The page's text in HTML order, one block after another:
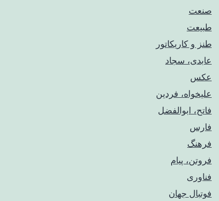
صنعت
طبیعت
طنز و کاریکاتور
عابدی، سجاد
عکس
علیخواه، فردین
فاتح، ابوالفضل
فارس
فرهنگ
فروتن، پیام
فناوری
فوتبال جهان